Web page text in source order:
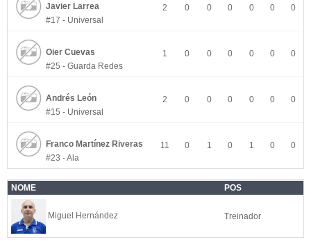
Javier Larrea
#17 - Universal
2 0 0 0 0 0 0
Oier Cuevas
#25 - Guarda Redes
1 0 0 0 0 0 0
Andrés León
#15 - Universal
2 0 0 0 0 0 0
Franco Martínez Riveras
#23 - Ala
11 0 1 0 1 0 0
NOME POS
Miguel Hernández Treinador